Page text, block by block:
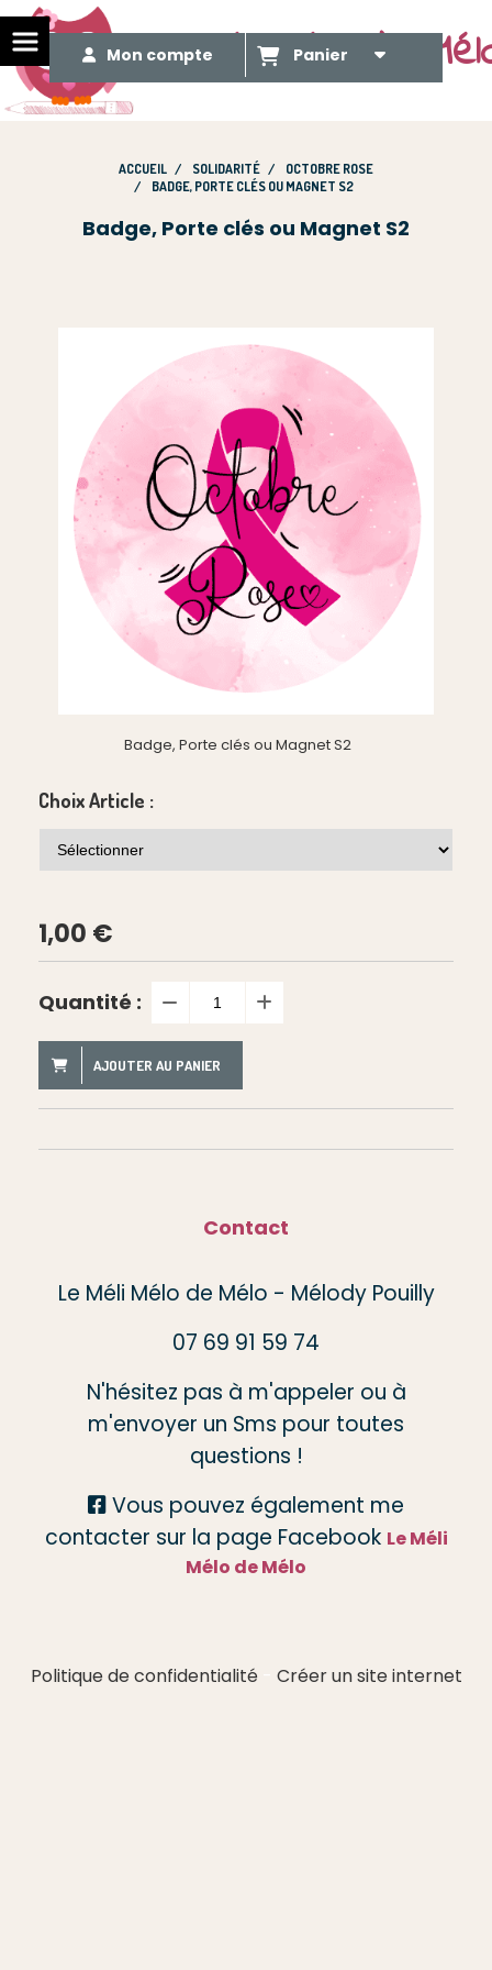
Le Méli Mélo de
Mon compte Panier
ACCUEIL SOLIDARITÉ
OCTOBRE ROSE
BADGE, PORTE CLÉS OU MAGNET S2
Badge, Porte clés ou Magnet S2
Badge, Porte clés ou Magnet S2
Choix Article :
1,00 €
Quantité :
AJOUTER AU PANIER
Contact
Le Méli Mélo de Mélo - Mélody Pouilly
07 69 91 59 74
N'hésitez pas à m'appeler ou à
m'envoyer un Sms pour toutes
questions !
 Vous pouvez également me
contacter sur la page Facebook Le Méli
Mélo de Mélo
Politique de confidentialité Créer un site internet